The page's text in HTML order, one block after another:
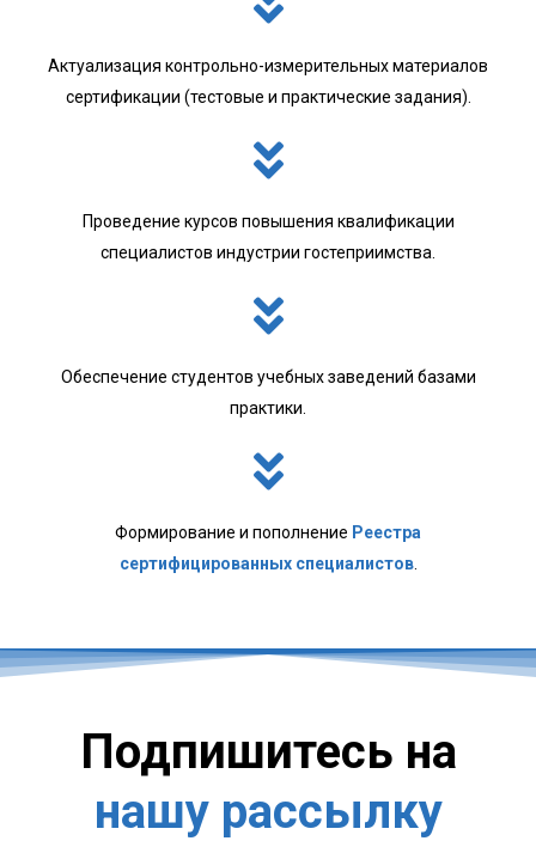
Актуализация контрольно-измерительных материалов
сертификации (тестовые и практические задания).
Проведение курсов повышения квалификации
специалистов индустрии гостеприимства.
Обеспечение студентов учебных заведений базами
практики.
Формирование и пополнение Реестра
сертифицированных специалистов.
Подпишитесь на
нашу рассылку